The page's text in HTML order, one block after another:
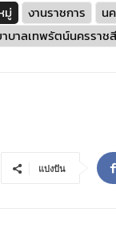
มู่ งานราชการ น
บาลเทพรัตน์นครราช
แบ่งปัน